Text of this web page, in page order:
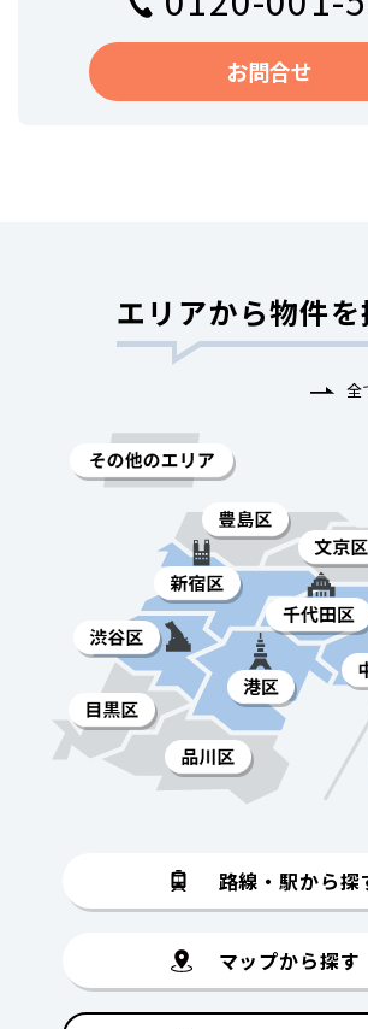
お問合せ
エリアから物件
全
路線・駅から探
マップから探す